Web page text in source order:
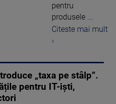
pentru
produsele ...
Citeste mai mult
›
„taxa pe stâlp”.
pentru IT-iști,